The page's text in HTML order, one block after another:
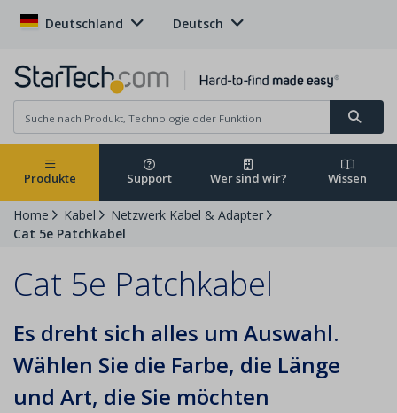
Deutschland Deutsch
Produkte Support Wer sind wir? Wissen
Home Kabel
Netzwerk Kabel & Adapter
Cat 5e Patchkabel
Cat 5e Patchkabel
Es dreht sich alles um Auswahl.
Wählen Sie die Farbe, die Länge
und Art, die Sie möchten